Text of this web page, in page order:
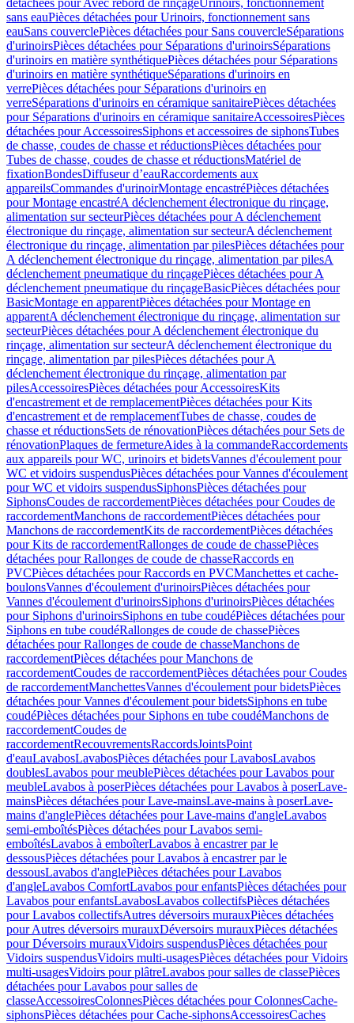
détachées pour Avec rebord de rinçageUrinoirs, fonctionnement
sans eauPièces détachées pour Urinoirs, fonctionnement sans
eauSans couverclePièces détachées pour Sans couvercleSéparations
d'urinoirsPièces détachées pour Séparations d'urinoirsSéparations
d'urinoirs en matière synthétiquePièces détachées pour Séparations
d'urinoirs en matière synthétiqueSéparations d'urinoirs en
verrePièces détachées pour Séparations d'urinoirs en
verreSéparations d'urinoirs en céramique sanitairePièces détachées
pour Séparations d'urinoirs en céramique sanitaireAccessoiresPièces
détachées pour AccessoiresSiphons et accessoires de siphonsTubes
de chasse, coudes de chasse et réductionsPièces détachées pour
Tubes de chasse, coudes de chasse et réductionsMatériel de
fixationBondesDiffuseur d’eauRaccordements aux
appareilsCommandes d'urinoirMontage encastréPièces détachées
pour Montage encastréA déclenchement électronique du rinçage,
alimentation sur secteurPièces détachées pour A déclenchement
électronique du rinçage, alimentation sur secteurA déclenchement
électronique du rinçage, alimentation par pilesPièces détachées pour
A déclenchement électronique du rinçage, alimentation par pilesA
déclenchement pneumatique du rinçagePièces détachées pour A
déclenchement pneumatique du rinçageBasicPièces détachées pour
BasicMontage en apparentPièces détachées pour Montage en
apparentA déclenchement électronique du rinçage, alimentation sur
secteurPièces détachées pour A déclenchement électronique du
rinçage, alimentation sur secteurA déclenchement électronique du
rinçage, alimentation par pilesPièces détachées pour A
déclenchement électronique du rinçage, alimentation par
pilesAccessoiresPièces détachées pour AccessoiresKits
d'encastrement et de remplacementPièces détachées pour Kits
d'encastrement et de remplacementTubes de chasse, coudes de
chasse et réductionsSets de rénovationPièces détachées pour Sets de
rénovationPlaques de fermetureAides à la commandeRaccordements
aux appareils pour WC, urinoirs et bidetsVannes d'écoulement pour
WC et vidoirs suspendusPièces détachées pour Vannes d'écoulement
pour WC et vidoirs suspendusSiphonsPièces détachées pour
SiphonsCoudes de raccordementPièces détachées pour Coudes de
raccordementManchons de raccordementPièces détachées pour
Manchons de raccordementKits de raccordementPièces détachées
pour Kits de raccordementRallonges de coude de chassePièces
détachées pour Rallonges de coude de chasseRaccords en
PVCPièces détachées pour Raccords en PVCManchettes et cache-
boulonsVannes d'écoulement d'urinoirsPièces détachées pour
Vannes d'écoulement d'urinoirsSiphons d'urinoirsPièces détachées
pour Siphons d'urinoirsSiphons en tube coudéPièces détachées pour
Siphons en tube coudéRallonges de coude de chassePièces
détachées pour Rallonges de coude de chasseManchons de
raccordementPièces détachées pour Manchons de
raccordementCoudes de raccordementPièces détachées pour Coudes
de raccordementManchettesVannes d'écoulement pour bidetsPièces
détachées pour Vannes d'écoulement pour bidetsSiphons en tube
coudéPièces détachées pour Siphons en tube coudéManchons de
raccordementCoudes de
raccordementRecouvrementsRaccordsJointsPoint
d'eauLavabosLavabosPièces détachées pour LavabosLavabos
doublesLavabos pour meublePièces détachées pour Lavabos pour
meubleLavabos à poserPièces détachées pour Lavabos à poserLave-
mainsPièces détachées pour Lave-mainsLave-mains à poserLave-
mains d'anglePièces détachées pour Lave-mains d'angleLavabos
semi-emboîtésPièces détachées pour Lavabos semi-
emboîtésLavabos à emboîterLavabos à encastrer par le
dessousPièces détachées pour Lavabos à encastrer par le
dessousLavabos d'anglePièces détachées pour Lavabos
d'angleLavabos ComfortLavabos pour enfantsPièces détachées pour
Lavabos pour enfantsLavabosLavabos collectifsPièces détachées
pour Lavabos collectifsAutres déversoirs murauxPièces détachées
pour Autres déversoirs murauxDéversoirs murauxPièces détachées
pour Déversoirs murauxVidoirs suspendusPièces détachées pour
Vidoirs suspendusVidoirs multi-usagesPièces détachées pour Vidoirs
multi-usagesVidoirs pour plâtreLavabos pour salles de classePièces
détachées pour Lavabos pour salles de
classeAccessoiresColonnesPièces détachées pour ColonnesCache-
siphonsPièces détachées pour Cache-siphonsAccessoiresCaches